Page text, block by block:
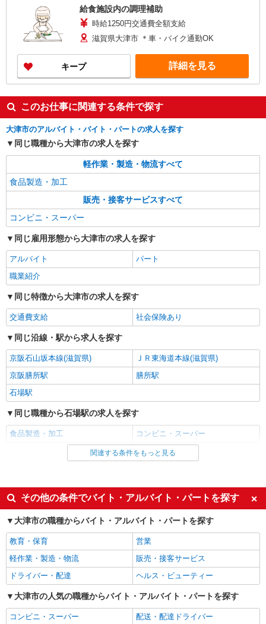
給食施設内の調理補助
時給1250円交通費全額支給
滋賀県大津市 ＊車・バイク通勤OK
キープ 詳細を見る
このお仕事に関連する条件で探す
大津市のアルバイト・バイト・パートの求人を探す
同じ職種から大津市の求人を探す
軽作業・製造・物流すべて
食品製造・加工
販売・接客サービスすべて
コンビニ・スーパー
同じ雇用形態から大津市の求人を探す
アルバイト
パート
職業紹介
同じ特徴から大津市の求人を探す
交通費支給 社会保険あり
同じ沿線・駅から求人を探す
京阪石山坂本線(滋賀県)
ＪＲ東海道本線(滋賀県)
京阪膳所駅
膳所駅
石場駅
同じ職種から石場駅の求人を探す
食品製造・加工 コンビニ・スーパー
同じ雇用形態から石場駅の求人を探す
職業紹介
同じ特徴から石場駅の求人を探す
交通費支給 社会保険あり
同じ職種から求人を探す
軽作業・製造・物流
販売・接客サービス
コンビニ・スーパー
関連する条件をもっと見る
その他の条件でバイト・アルバイト・パートを探す
大津市の職種からバイト・アルバイト・パートを探す
教育・保育
営業
軽作業・製造・物流
販売・接客サービス
ドライバー・配達
ヘルス・ビューティー
大津市の人気の職種からバイト・アルバイト・パートを探す
コンビニ・スーパー
配送・配達ドライバー